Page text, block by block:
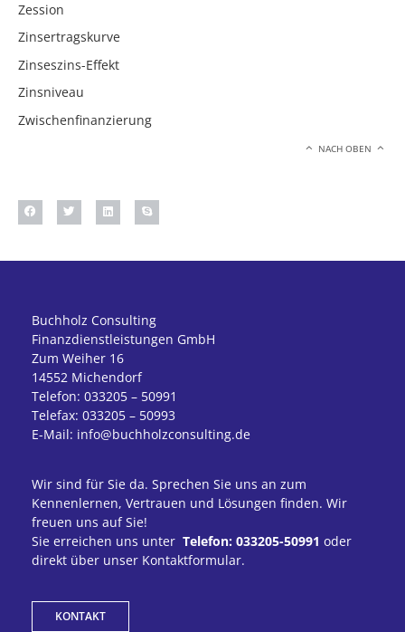
Zession
Zinsertragskurve
Zinseszins-Effekt
Zinsniveau
Zwischenfinanzierung
NACH OBEN
Buchholz Consulting
Finanzdienstleistungen GmbH
Zum Weiher 16
14552 Michendorf
Telefon: 033205 – 50991
Telefax: 033205 – 50993
E-Mail: info@buchholzconsulting.de
Wir sind für Sie da. Sprechen Sie uns an zum
Kennenlernen, Vertrauen und Lösungen finden. Wir
freuen uns auf Sie!
Sie erreichen uns unter Telefon: 033205-50991 oder
direkt über unser Kontaktformular.
KONTAKT